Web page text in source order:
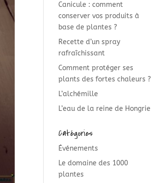
Canicule : comment
conserver vos produits à
base de plantes ?
Recette d’un spray
rafraîchissant
Comment protéger ses
plants des fortes chaleurs ?
L’alchémille
L’eau de la reine de Hongrie
Catégories
Événements
Le domaine des 1000
plantes